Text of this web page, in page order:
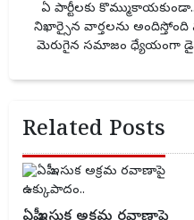
ఏ పార్టీలకు
నిఖార్సైన వార్తలను
మెరుగైన సమాజం ధ్యేయంగా
Related Posts